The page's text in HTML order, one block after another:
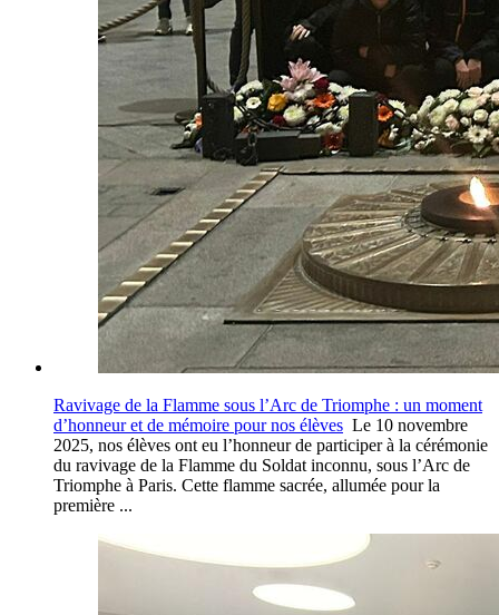
Ravivage de la Flamme sous l’Arc de Triomphe : un moment
d’honneur et de mémoire pour nos élèves Le 10 novembre
2025, nos élèves ont eu l’honneur de participer à la cérémonie
du ravivage de la Flamme du Soldat inconnu, sous l’Arc de
Triomphe à Paris. Cette flamme sacrée, allumée pour la
première ...